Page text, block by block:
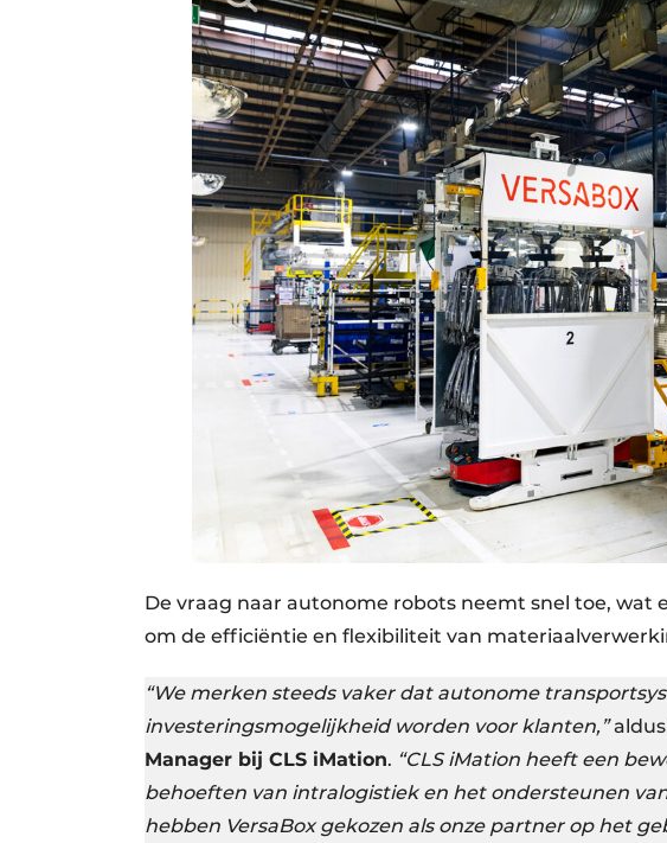
De vraag naar autonome robots neemt snel toe, wat
om de efficiëntie en flexibiliteit van
“We merken steeds vaker dat autonome
investeringsmogelijkheid worden voor klanten,”aldus
Manager bij CLS iMation. “CLS iMation heeft een
behoeften van intralogistiek en het ondersteunen
hebben VersaBox gekozen als onze partner op het